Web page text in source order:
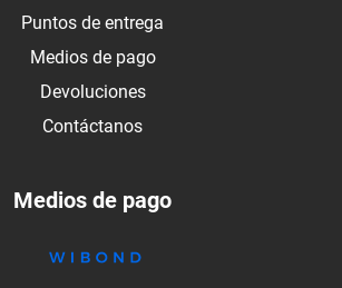
Puntos de entrega
Medios de pago
Devoluciones
Contáctanos
Medios de pago